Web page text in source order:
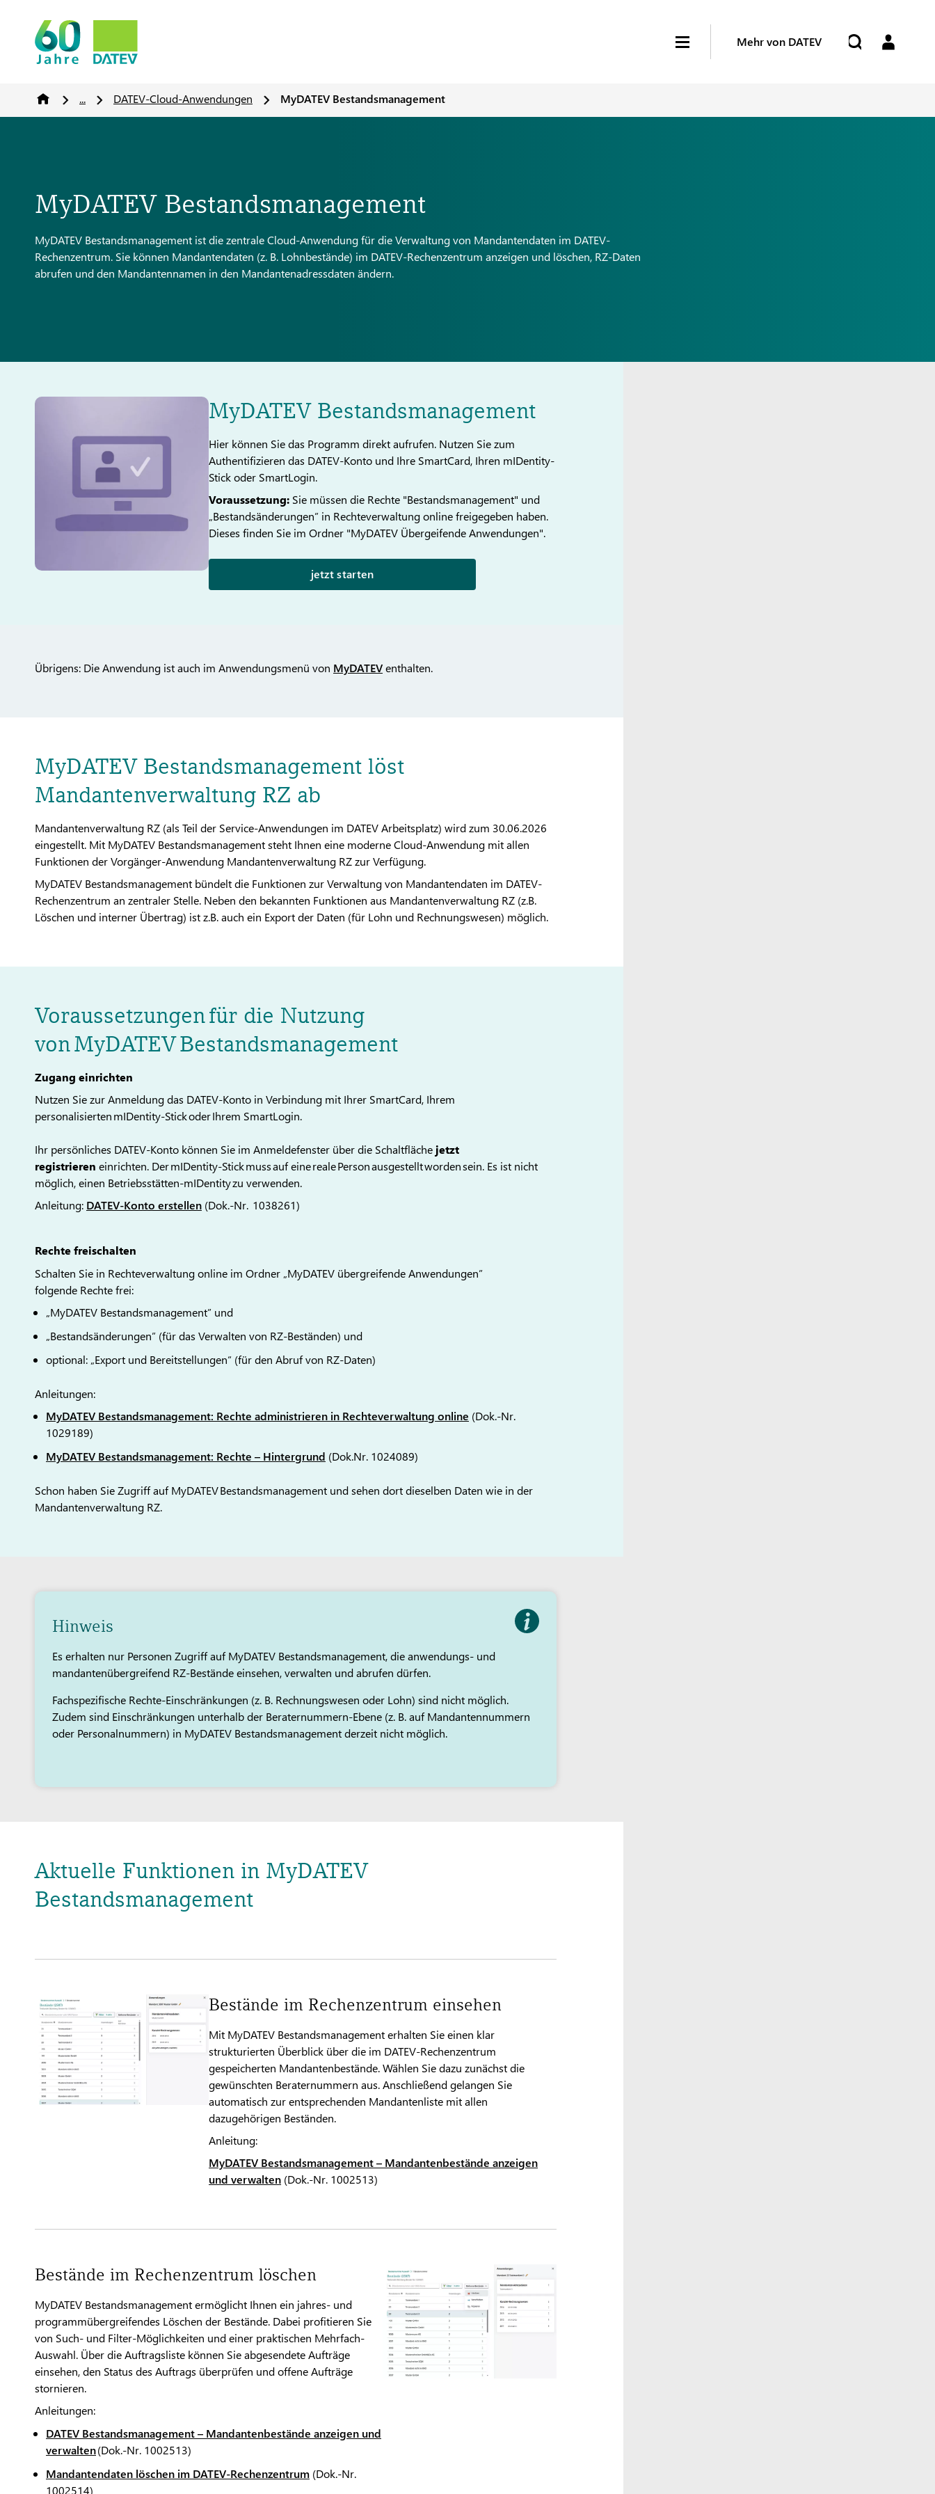
Mehr von DATEV
... DATEV-Cloud-Anwendungen MyDATEV Bestandsmanagement
MyDATEV Bestandsmanagement
MyDATEV Bestandsmanagement ist die zentrale Cloud-Anwendung für die Verwaltung von Mandantendaten im DATEV-
Rechenzentrum. Sie können Mandantendaten (z. B. Lohnbestände) im DATEV-Rechenzentrum anzeigen und löschen, RZ-Daten
abrufen und den Mandantennamen in den Mandantenadressdaten ändern.
MyDATEV Bestandsmanagement
Hier können Sie das Programm direkt aufrufen. Nutzen Sie zum
Authentifizieren das DATEV-Konto und Ihre SmartCard, Ihren mIDentity-
Stick oder SmartLogin.
Voraussetzung: Sie müssen die Rechte "Bestandsmanagement" und
„Bestandsänderungen” in Rechteverwaltung online freigegeben haben.
Dieses finden Sie im Ordner "MyDATEV Übergeifende Anwendungen".
jetzt starten
Übrigens: Die Anwendung ist auch im Anwendungsmenü von MyDATEVenthalten.
MyDATEV Bestandsmanagement löst
Mandantenverwaltung RZ ab
Mandantenverwaltung RZ (als Teil der Service-Anwendungen im DATEV Arbeitsplatz) wird zum 30.06.2026
eingestellt. Mit MyDATEV Bestandsmanagement steht Ihnen eine moderne Cloud-Anwendung mit allen
Funktionen der Vorgänger-Anwendung Mandantenverwaltung RZ zur Verfügung.
MyDATEV Bestandsmanagement bündelt die Funktionen zur Verwaltung von Mandantendaten im DATEV-
Rechenzentrum an zentraler Stelle. Neben den bekannten Funktionen aus Mandantenverwaltung RZ (z.B.
Löschen und interner Übertrag) ist z.B. auch ein Export der Daten (für Lohn und Rechnungswesen) möglich.
Voraussetzungen für die Nutzung
von MyDATEV Bestandsmanagement
Zugang einrichten
Nutzen Sie zur Anmeldung das DATEV-Konto in Verbindung mit Ihrer SmartCard, Ihrem
personalisierten mIDentity-Stick oder Ihrem SmartLogin.
Ihr persönliches DATEV-Konto können Sie im Anmeldefenster über die Schaltfläche jetzt
registrieren einrichten. Der mIDentity-Stick muss auf eine reale Person ausgestellt worden sein. Es ist nicht
möglich, einen Betriebsstätten-mIDentity zu verwenden.
Anleitung: DATEV-Konto erstellen (Dok.-Nr. 1038261)
Rechte freischalten
Schalten Sie in Rechteverwaltung online im Ordner „MyDATEV übergreifende Anwendungen”
folgende Rechte frei:
„MyDATEV Bestandsmanagement” und
„Bestandsänderungen” (für das Verwalten von RZ-Beständen) und
optional: „Export und Bereitstellungen“ (für den Abruf von RZ-Daten)
Anleitungen:
MyDATEV Bestandsmanagement: Rechte administrieren in Rechteverwaltung online (Dok.-Nr.
1029189)
MyDATEV Bestandsmanagement: Rechte – Hintergrund (Dok.Nr. 1024089)
Schon haben Sie Zugriff auf MyDATEV Bestandsmanagement und sehen dort dieselben Daten wie in der
Mandantenverwaltung RZ.
Hinweis
Es erhalten nur Personen Zugriff auf MyDATEV Bestandsmanagement, die anwendungs- und
mandantenübergreifend RZ-Bestände einsehen, verwalten und abrufen dürfen.
Fachspezifische Rechte-Einschränkungen (z. B. Rechnungswesen oder Lohn) sind nicht möglich.
Zudem sind Einschränkungen unterhalb der Beraternummern-Ebene (z. B. auf Mandantennummern
oder Personalnummern) in MyDATEV Bestandsmanagement derzeit nicht möglich.
Aktuelle Funktionen in MyDATEV
Bestandsmanagement
Bestände im Rechenzentrum einsehen
Mit MyDATEV Bestandsmanagement erhalten Sie einen klar
strukturierten Überblick über die im DATEV-Rechenzentrum
gespeicherten Mandantenbestände. Wählen Sie dazu zunächst die
gewünschten Beraternummern aus. Anschließend gelangen Sie
automatisch zur entsprechenden Mandantenliste mit allen
dazugehörigen Beständen.
Anleitung:
MyDATEV Bestandsmanagement – Mandantenbestände anzeigen
und verwalten (Dok.-Nr. 1002513)
Bestände im Rechenzentrum löschen
MyDATEV Bestandsmanagement ermöglicht Ihnen ein jahres- und
programmübergreifendes Löschen der Bestände. Dabei profitieren Sie
von Such- und Filter-Möglichkeiten und einer praktischen Mehrfach-
Auswahl. Über die Auftragsliste können Sie abgesendete Aufträge
einsehen, den Status des Auftrags überprüfen und offene Aufträge
stornieren.
Anleitungen:
DATEV Bestandsmanagement – Mandantenbestände anzeigen und
verwalten(Dok.-Nr. 1002513)
Mandantendaten löschen im DATEV-Rechenzentrum (Dok.-Nr.
1002514)